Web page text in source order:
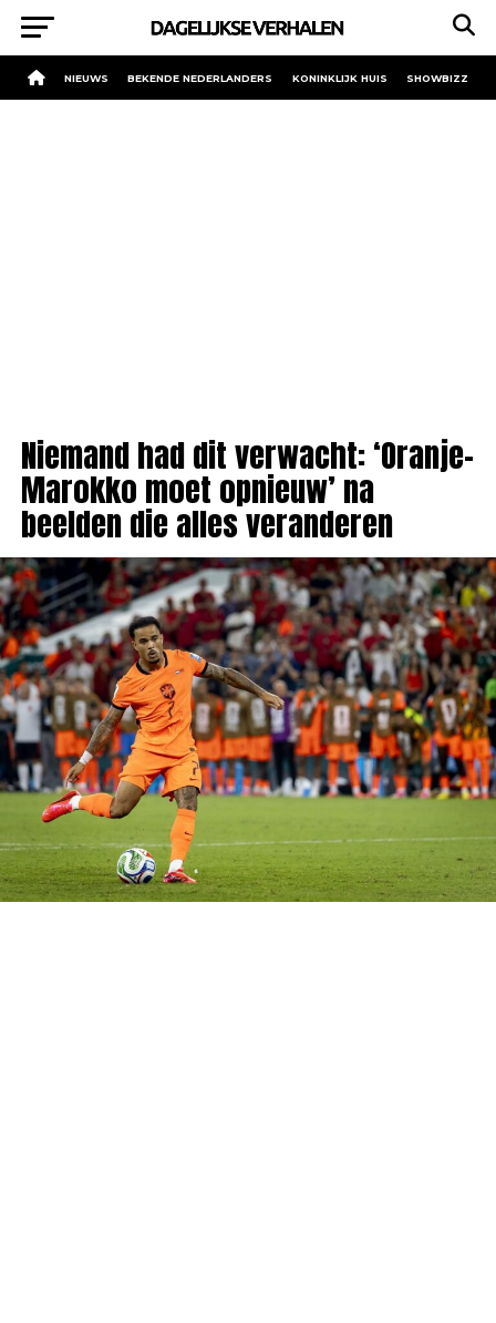
NIEUWS BEKENDE NEDERLANDERS KONINKLIJK HUIS SHOWBIZZ
Niemand had dit verwacht: ‘Oranje-
Marokko moet opnieuw’ na
beelden die alles veranderen